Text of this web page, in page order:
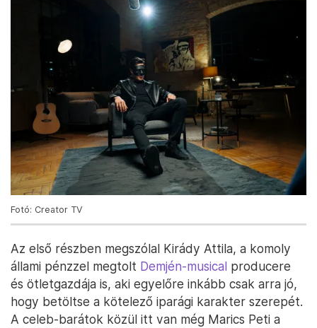
Fotó: Creator TV
Az első részben megszólal Kirády Attila, a komoly
állami pénzzel megtolt Demjén-musical producere
és ötletgazdája is, aki egyelőre inkább csak arra jó,
hogy betöltse a kötelező iparági karakter szerepét.
A celeb-barátok közül itt van még Marics Peti a